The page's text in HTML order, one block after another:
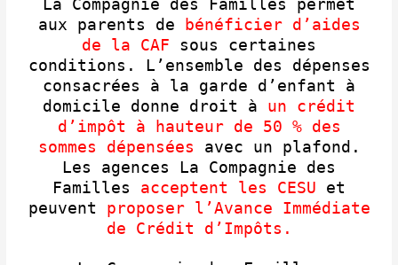
La Compagnie des Familles permet
aux parents de
bénéficier d’aides
de la CAF sous certaines
conditions. L’ensemble des dépenses
consacrées à la garde d’enfant à
domicile donne droit à un crédit
d’impôt à hauteur de 50 % des
sommes dépensées avec un plafond.
Les agences La Compagnie des
Familles acceptent les CESU et
peuvent proposer l’Avance Immédiate
de Crédit d’Impôts.